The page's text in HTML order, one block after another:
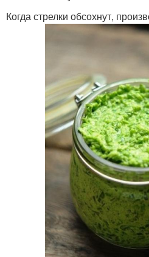
Когда стрелки обсохнут,